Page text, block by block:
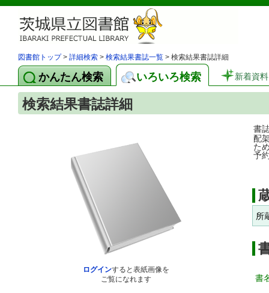
図書館トップ> 詳細検索 > 検索結果書誌一覧 > 検索結果書誌詳細
かんたん検索 いろいろ検索 新着資料
検索結果書誌詳細
ログインすると表紙画像を
ご覧になれます
書
配
た
予
所
書